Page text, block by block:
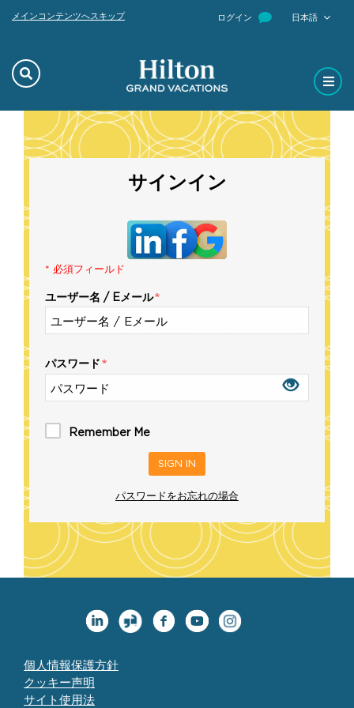
メインコンテンツへスキップ ログイン 日本語
サインイン
* 必須フィールド
ユーザー名 / Eメール
パスワード
Remember Me
パスワードをお忘れの場合
個人情報保護方針
クッキー声明
サイト使用法